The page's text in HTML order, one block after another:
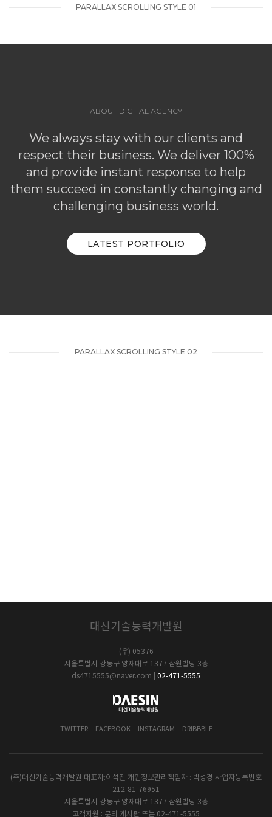
PARALLAX SCROLLING STYLE 01
ABOUT DIGITAL AGENCY
We always stay with our clients and
respect their business. We deliver 100%
and provide instant response to help
them succeed in constantly changing and
challenging business world.
LATEST PORTFOLIO
PARALLAX SCROLLING STYLE 02
대신기술능력개발원
(우) 05376
서울특별시 강동구 양재대로 1377 삼원빌딩 3층
ds4715555@naver.com
02-471-5555
TWITTER FACEBOOK INSTAGRAM DRIBBBLE
(주)대신기술능력개발원 대표자:이석진 개인정보관리책임자 : 박성경 사업자등록번호
212-81-76951
서울특별시 강동구 양재대로 1377 삼원빌딩 3층
고객지원 : 문의 게시판 또는 02-471-5555